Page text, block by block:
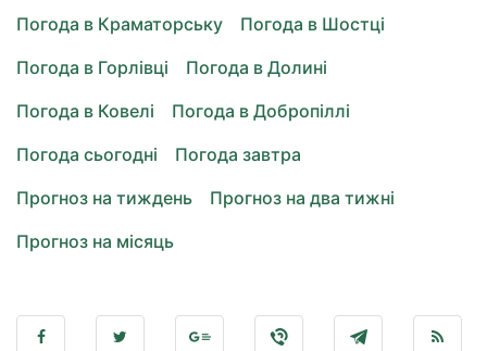
Погода в Краматорську
Погода в Шостці
Погода в Горлівці
Погода в Долині
Погода в Ковелі
Погода в Добропіллі
Погода сьогодні
Погода завтра
Прогноз на тиждень
Прогноз на два тижні
Прогноз на місяць